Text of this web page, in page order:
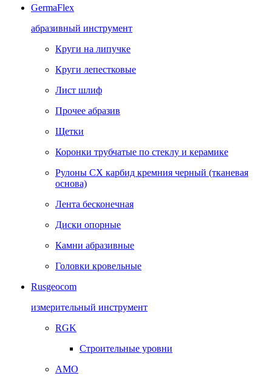
GermaFlex
абразивный инструмент
Круги на липучке
Круги лепестковые
Лист шлиф
Прочее абразив
Щетки
Коронки трубчатые по стеклу и керамике
Рулоны CX карбид кремния черный (тканевая
основа)
Лента бесконечная
Диски опорные
Камни абразивные
Головки кровельные
Rusgeocom
измерительный инструмент
RGK
Строительные уровни
AMO